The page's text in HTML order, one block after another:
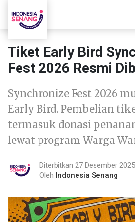
Tiket Early Bird
Fest 2026 Resmi
Synchronize Fest 2026
Early Bird. Pembelian
termasuk donasi
lewat program Warga
Diterbitkan 27 Desember 2025
Oleh Indonesia Senang